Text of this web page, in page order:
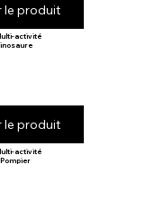
le produit
activité
le produit
activité
Pompier